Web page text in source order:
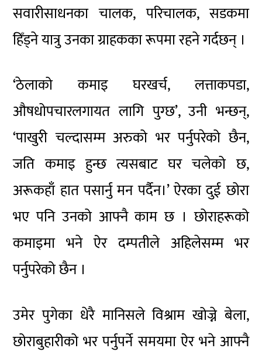
सवारीसाधनका चालक, परिचालक, सडकमा
हिँड्ने यात्रु उनका ग्राहकका रूपमा रहने गर्दछन् ।
‘ठेलाको कमाइ घरखर्च, लत्ताकपडा,
औषधोपचारलगायत लागि पुग्छ’, उनी भन्छन्,
‘पाखुरी चल्दासम्म अरुको भर पर्नुपरेको छैन,
जति कमाइ हुन्छ त्यसबाट घर चलेको छ,
अरूकहाँ हात पसार्नु मन पर्दैन।’ ऐरका दुई छोरा
भए पनि उनको आफ्नै काम छ । छोराहरूको
कमाइमा भने ऐर दम्पतीले अहिलेसम्म भर
पर्नुपरेको छैन ।
उमेर पुगेका धेरै मानिसले विश्राम खोज्ने बेला,
छोराबुहारीको भर पर्नुपर्ने समयमा ऐर भने आफ्नै